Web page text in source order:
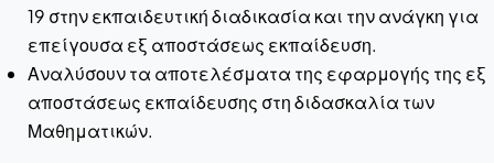
19 στην εκπαιδευτική διαδικασία και την ανάγκη για
επείγουσα εξ αποστάσεως εκπαίδευση.
Αναλύσουν τα αποτελέσματα της εφαρμογής της εξ
αποστάσεως εκπαίδευσης στη διδασκαλία των
Μαθηματικών.